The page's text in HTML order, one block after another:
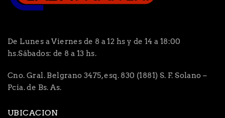
De Lunes a Viernes de 8 a 12 hs y de 14 a 18:00
hs.Sábados: de 8 a 13 hs.
Cno. Gral. Belgrano 3475, esq. 830 (1881) S. F. Solano –
Pcia. de Bs. As.
UBICACION